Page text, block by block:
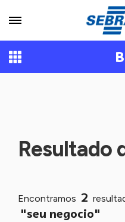
Resultado
Encontramos 2
"seu negocio"